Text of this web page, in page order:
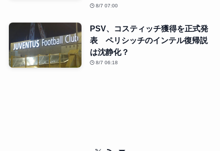
8/7 07:00
PSV、コスティッチ獲得を正式発
表 ペリシッチのインテル復帰説
は沈静化？
8/7 06:18